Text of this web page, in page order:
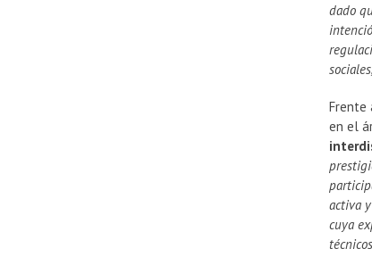
dado
Frente
en el
activa
cuya